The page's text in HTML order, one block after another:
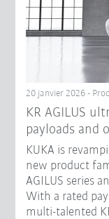
20 janvier 2026 -
KR AGILUS
payloads and
KUKA is
new product
AGILUS series
With a rated
multi-talented